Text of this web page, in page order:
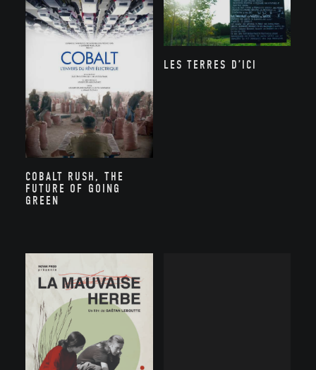
COBALT RUSH, THE
FUTURE OF GOING
GREEN
LES TERRES D’ICI